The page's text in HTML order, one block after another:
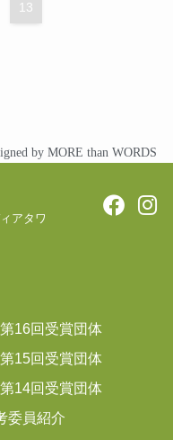
13
by MORE than WORDS
アタワ
第16回受賞団体
第15回受賞団体
第14回受賞団体
委員紹介